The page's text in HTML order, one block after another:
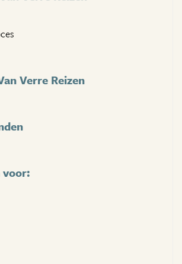
Verre Reizen
voor: